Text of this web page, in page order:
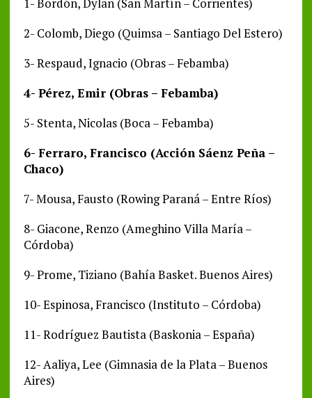
2- Colomb, Diego (Quimsa – Santiago Del Estero)
3- Respaud, Ignacio (Obras – Febamba)
4- Pérez, Emir (Obras – Febamba)
5- Stenta, Nicolas (Boca – Febamba)
6- Ferraro, Francisco (Acción Sáenz Peña –
Chaco)
7- Mousa, Fausto (Rowing Paraná – Entre Ríos)
8- Giacone, Renzo (Ameghino Villa María –
Córdoba)
9- Prome, Tiziano (Bahía Basket. Buenos Aires)
10- Espinosa, Francisco (Instituto – Córdoba)
11- Rodríguez Bautista (Baskonia – España)
12- Aaliya, Lee (Gimnasia de la Plata – Buenos
Aires)